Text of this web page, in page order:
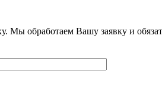
Мы обработаем Вашу заявку и